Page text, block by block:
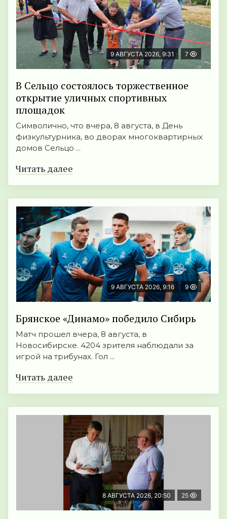
9 АВГУСТА 2026, 9:31 7
В Сельцо состоялось торжественное
открытие уличных спортивных
площадок
Символично, что вчера, 8 августа, в День
физкультурника, во дворах многоквартирных
домов Сельцо ...
Читать далее
9 АВГУСТА 2026, 9:16 9
Брянское «Динамо» победило Сибирь
Матч прошел вчера, 8 августа, в
Новосибирске. 4204 зрителя наблюдали за
игрой на трибунах. Гол ...
Читать далее
8 АВГУСТА 2026, 20:50 25